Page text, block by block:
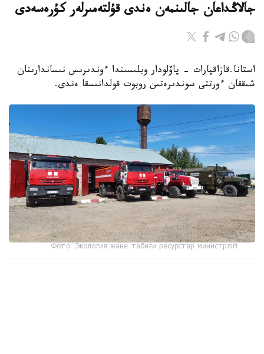
جالاڭداعان جالىنمەن ەندى قۇلتەمىرلەر كۇرەسەدى
استانا.قازاقپارات - پاۆلودار وبلىسىندا ءوندىرىس نىساندارىنان
شىققان ءورتتى سوندىرەتىن روبوت قولدانىسقا ەندى.
Фото: Экология және табиғи ресурстар министрлігі